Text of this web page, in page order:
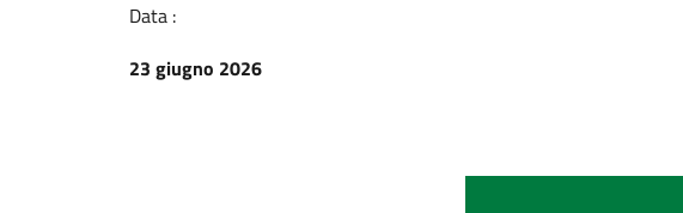
Data :
23 giugno 2026